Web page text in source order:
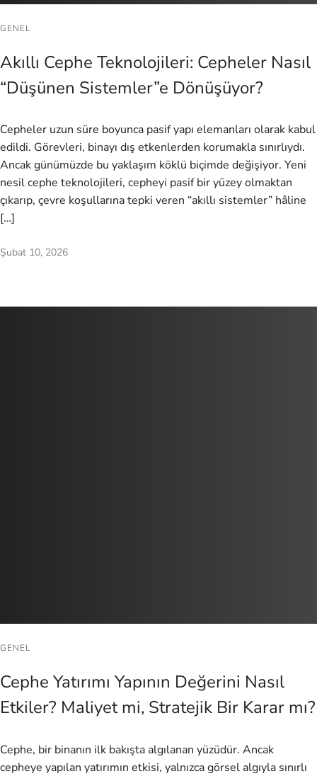
GENEL
Akıllı Cephe Teknolojileri: Cepheler Nasıl
“Düşünen Sistemler”e Dönüşüyor?
Cepheler uzun süre boyunca pasif yapı elemanları olarak kabul
edildi. Görevleri, binayı dış etkenlerden korumakla sınırlıydı.
Ancak günümüzde bu yaklaşım köklü biçimde değişiyor. Yeni
nesil cephe teknolojileri, cepheyi pasif bir yüzey olmaktan
çıkarıp, çevre koşullarına tepki veren “akıllı sistemler” hâline
[…]
Şubat 10, 2026
GENEL
Cephe Yatırımı Yapının Değerini Nasıl
Etkiler? Maliyet mi, Stratejik Bir Karar mı?
Cephe, bir binanın ilk bakışta algılanan yüzüdür. Ancak
cepheye yapılan yatırımın etkisi, yalnızca görsel algıyla sınırlı